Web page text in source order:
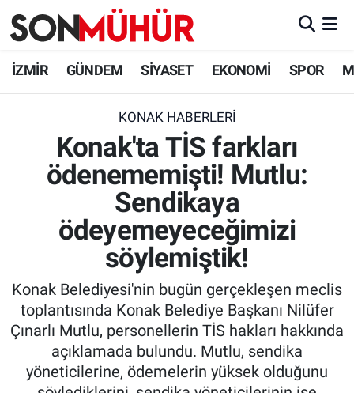
İZMİR GÜNDEM SİYASET EKONOMİ SPOR
KONAK HABERLERI
Konak'ta TİS farkları
ödenememişti! Mutlu:
Sendikaya
ödeyemeyeceğimizi
söylemiştik!
Konak Belediyesi'nin bugün gerçekleşen meclis
toplantısında Konak Belediye Başkanı Nilüfer
Çınarlı Mutlu, personellerin TİS hakları hakkında
açıklamada bulundu. Mutlu, sendika
yöneticilerine, ödemelerin yüksek olduğunu
İzmir Nöbetçi Eczaneler
İzmir Namaz Vakitleri
İzmir Trafik Yoğunluk Haritası
Süper Lig Puan Durumu ve Fikstür
Tüm Manşetler
Son Dakika Haberleri
Haber Arşivi